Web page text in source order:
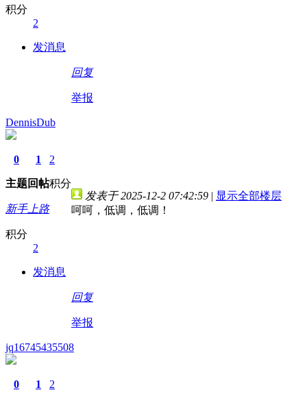
积分
2
发消息
回复
举报
DennisDub
0
主题
1
回帖
2
积分
新手上路
积分
2
发消息
发表于 2025-12-2 07:42:59 | 显示全部楼层
呵呵，低调，低调！
回复
举报
jq16745435508
0 1 2